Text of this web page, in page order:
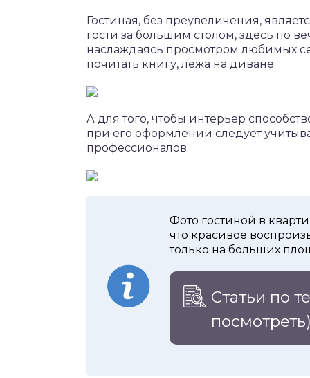
Гостиная, без преувеличения,
гости за большим столом, здесь по
наслаждаясь просмотром любимых
почитать книгу, лежа на диване.
А для того, чтобы интерьер
при его оформлении следует
профессионалов.
Фото гостиной в
что красивое
только на больших
Статьи по